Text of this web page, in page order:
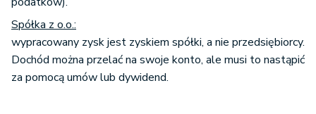
Spółka z o.o.:
wypracowany zysk jest zyskiem spółki, a nie przedsiębiorcy.
Dochód można przelać na swoje konto, ale musi to nastąpić
za pomocą umów lub dywidend.